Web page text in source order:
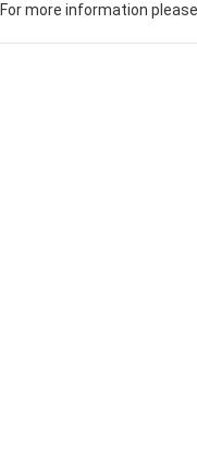
For more information